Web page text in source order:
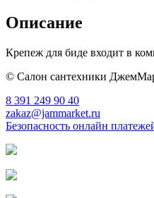
Описание
Крепеж для биде входит в
© Салон сантехники
8 391 249 90 40
zakaz@jammarket.ru
Безопасность онлайн